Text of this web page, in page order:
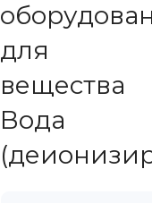
для
вещества
Вода